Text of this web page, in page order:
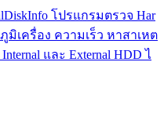
โปรแกรมตรวจ Har
เครื่อง ความเร็ว หาสาเหต
และ External HDD ไ